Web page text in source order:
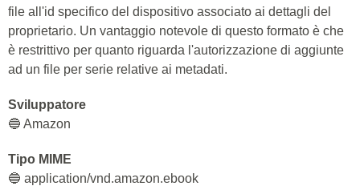
file all'id specifico del dispositivo associato ai dettagli del
proprietario. Un vantaggio notevole di questo formato è che
è restrittivo per quanto riguarda l'autorizzazione di aggiunte
ad un file per serie relative ai metadati.
Sviluppatore
🔵 Amazon
Tipo MIME
🔵 application/vnd.amazon.ebook